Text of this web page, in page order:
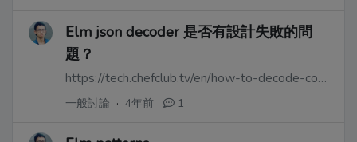
Elm json decoder 是否有設計失敗的問
題？
https://tech.chefclub.tv/en/how-to-decode-complex-json-with-elm
一般討論 · 4年前 1